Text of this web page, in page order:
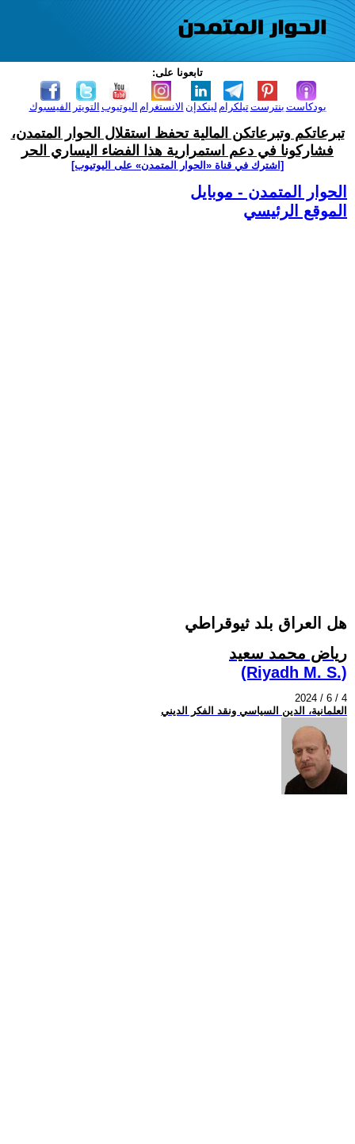
تابعونا على:
الفيسبوك التويتر اليوتيوب الانستغرام لينكدإن تيلكرامبنترست بودكاست
تبرعاتكم وتبرعاتكن المالية تحفظ استقلال الحوار المتمدن،
فشاركونا في دعم استمرارية هذا الفضاء اليساري الحر
[اشترك في قناة ‫«الحوار المتمدن» على اليوتيوب]
الحوار المتمدن - موبايل
الموقع الرئيسي
هل العراق بلد ثيوقراطي
رياض محمد سعيد
(Riyadh M. S.)
2024 / 6 / 4
العلمانية، الدين السياسي ونقد الفكر الديني